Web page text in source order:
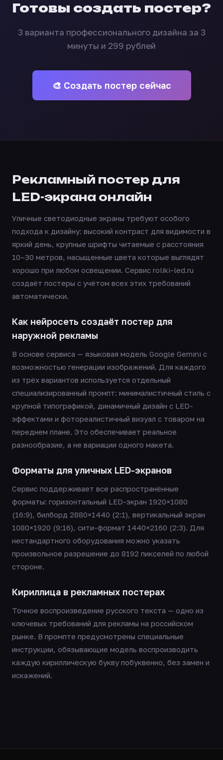
Готовы создать постер?
3 варианта профессионального дизайна за 3
минуты и 299 рублей
🎨 Создать постер сейчас
Рекламный постер для
LED-экрана онлайн
Уличные светодиодные экраны требуют особого
подхода к дизайну: высокий контраст для видимости в
яркий день, крупные шрифты читаемые с расстояния
10–30 метров, насыщенные цвета которые выглядят
хорошо при любом освещении. Сервис roliki-led.ru
создаёт постеры с учётом всех этих требований
автоматически.
Как нейросеть создаёт постер для
наружной рекламы
В основе сервиса — языковая модель Google Gemini с
возможностью генерации изображений. Для каждого
из трёх вариантов используется отдельный
специализированный промпт: минималистичный стиль с
крупной типографикой, динамичный дизайн с LED-
эффектами и фотореалистичный визуал с товаром на
переднем плане. Это обеспечивает реальное
разнообразие, а не вариации одного макета.
Форматы для уличных LED-экранов
Сервис поддерживает все распространённые
форматы: горизонтальный LED-экран 1920×1080
(16:9), билборд 2880×1440 (2:1), вертикальный экран
1080×1920 (9:16), сити-формат 1440×2160 (2:3). Для
нестандартного оборудования можно указать
произвольное разрешение до 8192 пикселей по любой
стороне.
Кириллица в рекламных постерах
Точное воспроизведение русского текста — одно из
ключевых требований для рекламы на российском
рынке. В промпте предусмотрены специальные
инструкции, обязывающие модель воспроизводить
каждую кириллическую букву побуквенно, без замен и
искажений.